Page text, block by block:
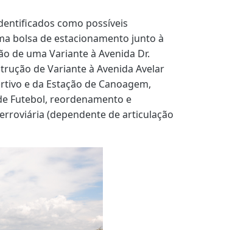
como possíveis
bolsa de estacionamento junto à
de uma Variante à Avenida Dr.
de Variante à Avenida Avelar
e da Estação de Canoagem,
Futebol, reordenamento e
(dependente de articulação